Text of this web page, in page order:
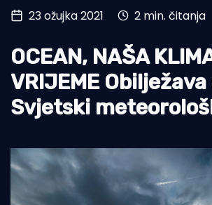
Turizam i nautika
Pomorstvo
Ribolov
Ekologija
23 ožujka 2021 2 min. čitanja
OCEAN, NAŠA
VRIJEME Obilježava
Svjetski